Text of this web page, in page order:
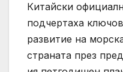
Китайски
подчертаха
развитие на
страната през